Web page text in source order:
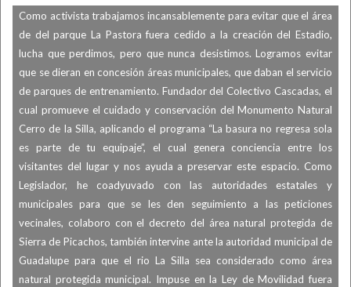
Como activista trabajamos incansablemente para evitar que el área
de del parque La Pastora fuera cedido a la creación del Estadio,
lucha que perdimos, pero que nunca desistimos.Logramos evitar
que se dieran en concesión áreas municipales, que daban el servicio
de parques de entrenamiento. Fundador del Colectivo Cascadas, el
cual promueve el cuidado y conservación del Monumento Natural
Cerro de la Silla, aplicando el programa “La basura no regresa sola
es parte de tu equipaje”, el cual genera conciencia entre los
visitantes del lugar y nos ayuda a preservar este espacio. Como
Legislador, he coadyuvado con las autoridades estatales y
municipales para que se les den seguimiento a las peticiones
vecinales, colaboro con el decreto del área natural protegida de
Sierra de Picachos, también intervine ante la autoridad municipal de
Guadalupe para que el rio La Silla sea considerado como área
natural protegida municipal. Impuse en la Ley de Movilidad fuera